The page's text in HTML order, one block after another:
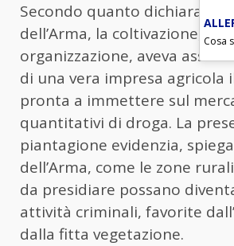
Secondo quanto dichiarato
dell’Arma, la coltivazione,
organizzazione, aveva
di una vera impresa agricola
pronta a immettere sul
quantitativi di droga. La
piantagione evidenzia,
dell’Arma, come le zone
da presidiare possano
attività criminali, favorite
dalla fitta vegetazione.
Cosa